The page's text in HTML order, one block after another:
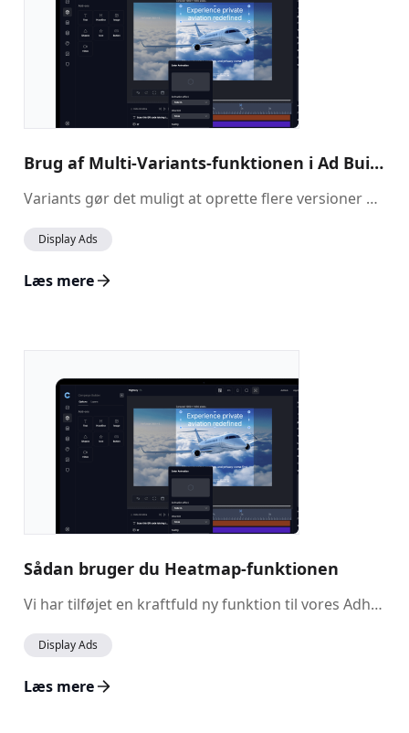
Brug af Multi-Variants-funktionen i Ad Builder
Variants gør det muligt at oprette flere versioner af din annonce i den samme kampagne. Hver Variant kan have sit eget design, indhold og budskab, hvilket gør det nemt at tilpasse annoncer til specifikke målgrupper, anledninger eller strategier – alt sammen fra én kreativ opsætning. Mens Scenes hjælper dig med at opbygge én annonce med flere trin eller overgange, giver Variants dig mulighed for at administrere helt forskellige annonceversioner parallelt. Dette er ideelt til A/B-test, lancering af sæsonkampagner, kørsel af lokaliserede creatives eller personalisering af indhold i stor skala.
Display Ads
Læs mere
Sådan bruger du Heatmap-funktionen
Vi har tilføjet en kraftfuld ny funktion til vores Adhub-aktiverede kampagner: Heatmap-visualisering. Dette værktøj giver dig et klart, intuitivt overblik over, hvor brugerinteraktioner er koncentreret på tværs af dine kreative annoncer, så du kan foretage smartere og hurtigere optimeringer.
Display Ads
Læs mere